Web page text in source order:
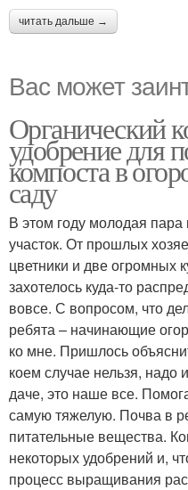
читать дальше →
Вас может
Органический
удобрение для
компоста в
саду
В этом году молодая пара
участок. От прошлых
цветники и две огромных
захотелось куда-то
вовсе. С вопросом, что
ребята – начинающие
ко мне. Пришлось
коем случае нельзя, надо
даче, это наше все.
самую тяжелую. Почва в
питательные вещества.
некоторых удобрений и,
процесс выращивания